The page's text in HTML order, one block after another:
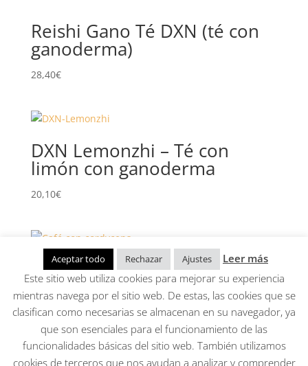
Reishi Gano Té DXN (té con
ganoderma)
28,40€
DXN Lemonzhi – Té con
limón con ganoderma
20,10€
Café con cordyceps
27,10 €
Aviso Legal, Política de privacidad, Condiciones
Aceptar todo Rechazar Ajustes
Leer más
Este sitio web utiliza cookies para mejorar su experiencia
mientras navega por el sitio web. De estas, las cookies que se
clasifican como necesarias se almacenan en su navegador, ya
que son esenciales para el funcionamiento de las
funcionalidades básicas del sitio web. También utilizamos
cookies de terceros que nos ayudan a analizar y comprender